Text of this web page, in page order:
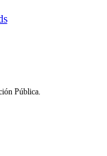
Pública.